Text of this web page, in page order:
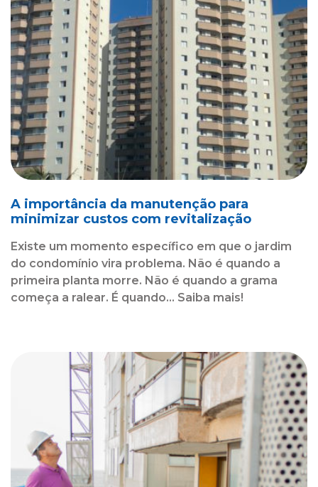
A importância da manutenção para
minimizar custos com revitalização
Existe um momento específico em que o jardim
do condomínio vira problema. Não é quando a
primeira planta morre. Não é quando a grama
começa a ralear. É quando... Saiba mais!